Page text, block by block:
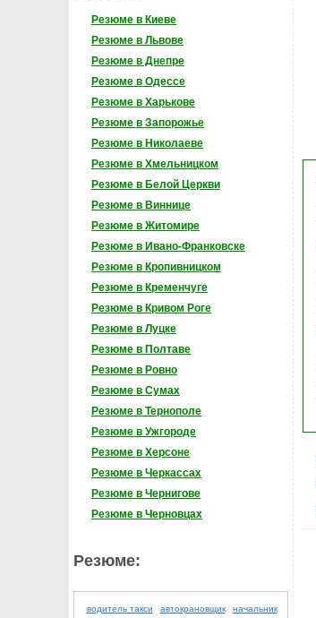
Резюме в Киеве
Резюме в Львове
Резюме в Днепре
Резюме в Одессе
Резюме в Харькове
Резюме в Запорожье
Резюме в Николаеве
Резюме в Хмельницком
Резюме в Белой Церкви
Резюме в Виннице
Резюме в Житомире
Резюме в Ивано-Франковске
Резюме в Кропивницком
Резюме в Кременчуге
Резюме в Кривом Роге
Резюме в Луцке
Резюме в Полтаве
Резюме в Ровно
Резюме в Сумах
Резюме в Тернополе
Резюме в Ужгороде
Резюме в Херсоне
Резюме в Черкассах
Резюме в Чернигове
Резюме в Черновцах
Резюме:
водитель такси автокрановщик
начальник